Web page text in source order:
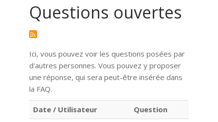
Questions ouvertes
Ici, vous pouvez voir les questions posées par
d'autres personnes. Vous pouvez y proposer
une réponse, qui sera peut-être insérée dans
la FAQ.
Date / Utilisateur
Question